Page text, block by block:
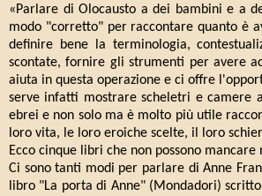
«Parlare di Olocausto a dei bambini e a
modo "corretto" per raccontare quanto è
definire bene la terminologia,
scontate, fornire gli strumenti per avere
aiuta in questa operazione e ci offre
serve infatti mostrare scheletri e camere
ebrei e non solo ma è molto più utile
loro vita, le loro eroiche scelte, il loro
Ecco cinque libri che non possono
Ci sono tanti modi per parlare di Anne
libro "La porta di Anne" (Mondadori)